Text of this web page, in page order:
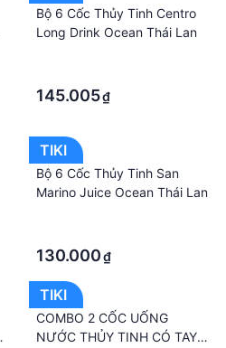
Bộ 6 Cốc Thủy Tinh Centro
Long Drink Ocean Thái Lan
145.005₫
TIKI
Bộ 6 Cốc Thủy Tinh San
Marino Juice Ocean Thái Lan
130.000₫
TIKI
COMBO 2 CỐC UỐNG
NƯỚC THỦY TINH CÓ TAY